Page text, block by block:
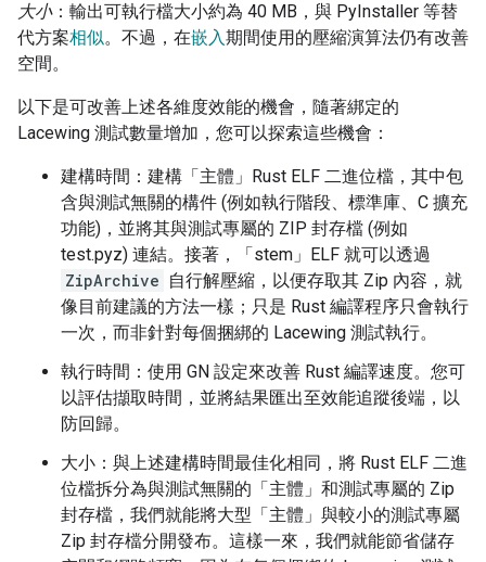
大小：輸出可執行檔大小約為 40 MB，與 PyInstaller 等替
代方案相似。不過，在嵌入期間使用的壓縮演算法仍有改善
空間。
以下是可改善上述各維度效能的機會，隨著綁定的
Lacewing 測試數量增加，您可以探索這些機會：
建構時間：建構「主體」Rust ELF 二進位檔，其中包
含與測試無關的構件 (例如執行階段、標準庫、C 擴充
功能)，並將其與測試專屬的 ZIP 封存檔 (例如
test.pyz) 連結。接著，「stem」ELF 就可以透過
ZipArchive 自行解壓縮，以便存取其 Zip 內容，就
像目前建議的方法一樣；只是 Rust 編譯程序只會執行
一次，而非針對每個捆綁的 Lacewing 測試執行。
執行時間：使用 GN 設定來改善 Rust 編譯速度。您可
以評估擷取時間，並將結果匯出至效能追蹤後端，以
防回歸。
大小：與上述建構時間最佳化相同，將 Rust ELF 二進
位檔拆分為與測試無關的「主體」和測試專屬的 Zip
封存檔，我們就能將大型「主體」與較小的測試專屬
Zip 封存檔分開發布。這樣一來，我們就能節省儲存